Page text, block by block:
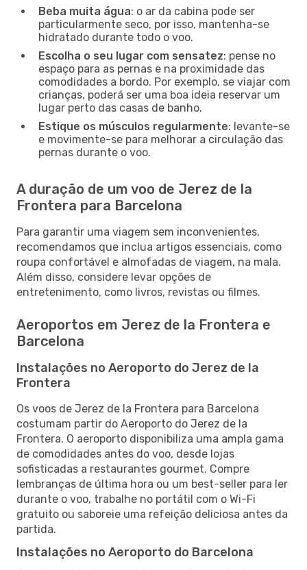
Beba muita água: o ar da cabina pode ser
particularmente seco, por isso, mantenha-se
hidratado durante todo o voo.
Escolha o seu lugar com sensatez: pense no
espaço para as pernas e na proximidade das
comodidades a bordo. Por exemplo, se viajar com
crianças, poderá ser uma boa ideia reservar um
lugar perto das casas de banho.
Estique os músculos regularmente: levante-se
e movimente-se para melhorar a circulação das
pernas durante o voo.
A duração de um voo de Jerez de la
Frontera para Barcelona
Para garantir uma viagem sem inconvenientes,
recomendamos que inclua artigos essenciais, como
roupa confortável e almofadas de viagem, na mala.
Além disso, considere levar opções de
entretenimento, como livros, revistas ou filmes.
Aeroportos em Jerez de la Frontera e
Barcelona
Instalações no Aeroporto do Jerez de la
Frontera
Os voos de Jerez de la Frontera para Barcelona
costumam partir do Aeroporto do Jerez de la
Frontera. O aeroporto disponibiliza uma ampla gama
de comodidades antes do voo, desde lojas
sofisticadas a restaurantes gourmet. Compre
lembranças de última hora ou um best-seller para ler
durante o voo, trabalhe no portátil com o Wi-Fi
gratuito ou saboreie uma refeição deliciosa antes da
partida.
Instalações no Aeroporto do Barcelona